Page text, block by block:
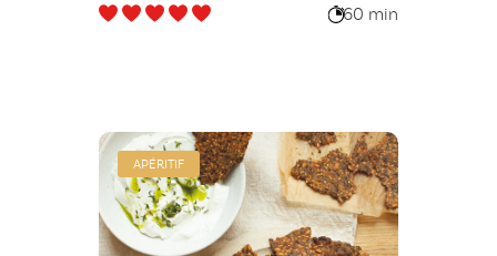
60 min
APÉRITIF